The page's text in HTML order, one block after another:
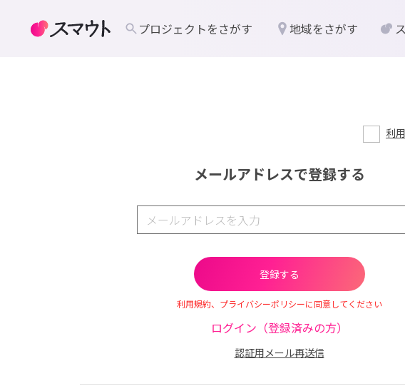
利
メールアドレスで登録する
利用規約、プライバシーポリシーに同意してください
ログイン（登録済みの方）
認証用メール再送信
プロジェクトをさがす 地域をさがす